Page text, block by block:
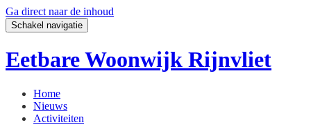
Ga direct naar de inhoud
Schakel navigatie
Eetbare Woonwijk Rijnvliet
Home
Nieuws
Activiteiten